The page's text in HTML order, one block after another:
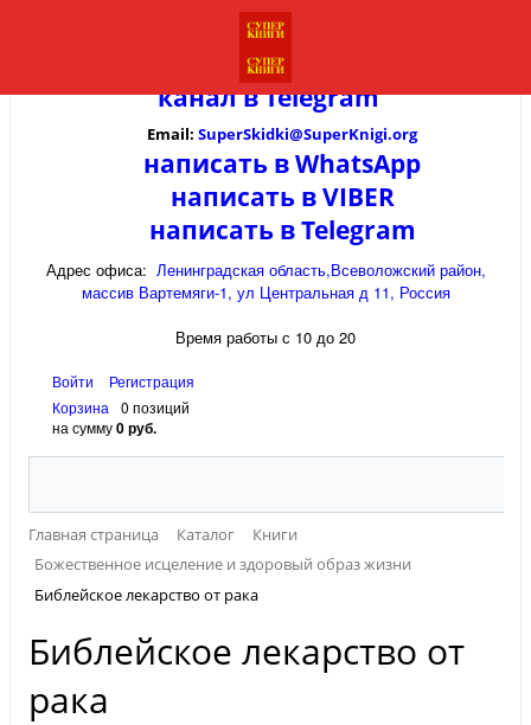
канал вTelegram
Email: SuperSkidki@SuperKnigi.org
написать в WhatsApp
написать в VIBER
написать в Telegram
Адрес офиса: Ленинградская область,Всеволожский район,
массив Вартемяги-1, ул Центральная д 11, Россия
Время работы с 10 до 20
Войти
Регистрация
Корзина
0 позиций
на сумму0 руб.
Главная страница Каталог
Книги
Божественное исцеление и здоровый образ жизни
Библейское лекарство от рака
Библейское лекарство от
рака